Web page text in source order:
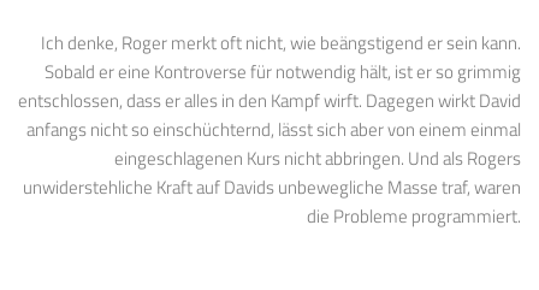
Ich denke, Roger merkt oft nicht, wie beängstigend er sein kann.
Sobald er eine Kontroverse für notwendig hält, ist er so grimmig
entschlossen, dass er alles in den Kampf wirft. Dagegen wirkt David
anfangs nicht so einschüchternd, lässt sich aber von einem einmal
eingeschlagenen Kurs nicht abbringen. Und als Rogers
unwiderstehliche Kraft auf Davids unbewegliche Masse traf, waren
die Probleme programmiert.